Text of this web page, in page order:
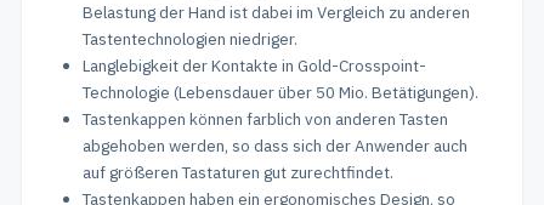
Belastung der Hand ist dabei im Vergleich zu anderen
Tastentechnologien niedriger.
Langlebigkeit der Kontakte in Gold-Crosspoint-
Technologie (Lebensdauer über 50 Mio. Betätigungen).
Tastenkappen können farblich von anderen Tasten
abgehoben werden, so dass sich der Anwender auch
auf größeren Tastaturen gut zurechtfindet.
Tastenkappen haben ein ergonomisches Design, so